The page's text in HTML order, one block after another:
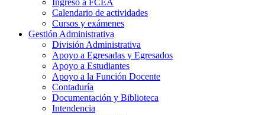
Calendario de actividades
Cursos y exámenes
Gestión Administrativa
División Administrativa
Apoyo a Egresadas y Egresados
Apoyo a Estudiantes
Apoyo a la Función Docente
Contaduría
Documentación y Biblioteca
Intendencia